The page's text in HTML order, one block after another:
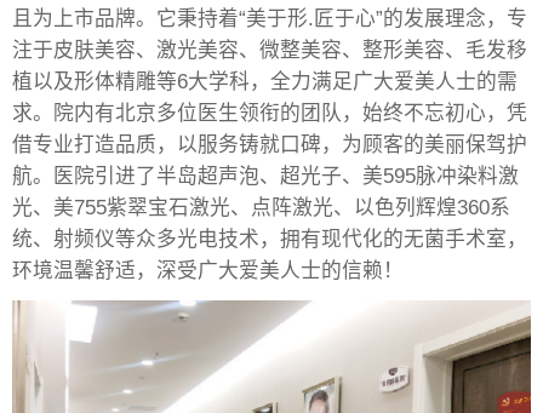
且为上市品牌。它秉持着“美于形.匠于心”的发展理念，专
注于皮肤美容、激光美容、微整美容、整形美容、毛发移
植以及形体精雕等6大学科，全力满足广大爱美人士的需
求。院内有北京多位医生领衔的团队，始终不忘初心，凭
借专业打造品质，以服务铸就口碑，为顾客的美丽保驾护
航。医院引进了半岛超声泡、超光子、美595脉冲染料激
光、美755紫翠宝石激光、点阵激光、以色列辉煌360系
统、射频仪等众多光电技术，拥有现代化的无菌手术室，
环境温馨舒适，深受广大爱美人士的信赖！